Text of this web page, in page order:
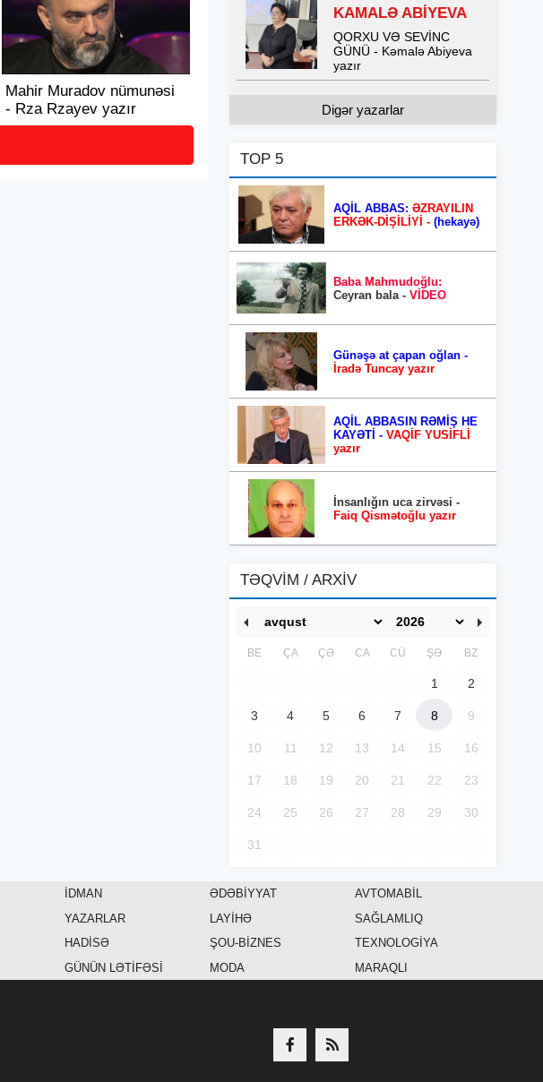
Mahir Muradov nümunəsi
- Rza Rzayev yazır
KAMALƏ ABİYEVA
QORXU VƏ SEVİNC
GÜNÜ - Kəmalə Abiyeva
yazır
Digər yazarlar
TOP 5
AQİL ABBAS: ƏZRAYILIN
ERKƏK-DİŞİLİYİ - (hekayə)
Baba Mahmudoğlu:
Ceyran bala - VİDEO
Günəşə at çapan oğlan -
İradə Tuncay yazır
AQİL ABBASIN RƏMİŞ HE
KAYƏTİ - VAQİF YUSİFLİ
yazır
İnsanlığın uca zirvəsi -
Faiq Qismətoğlu yazır
TƏQVİM / ARXİV
BE ÇA ÇƏ CA CÜ ŞƏ BZ
1 2
3 4 5 6 7 8 9
10 11 12 13 14 15 16
17 18 19 20 21 22 23
24 25 26 27 28 29 30
31
İDMAN
YAZARLAR
HADİSƏ
GÜNÜN LƏTİFƏSİ
ƏDƏBİYYAT
LAYİHƏ
ŞOU-BİZNES
MODA
AVTOMABİL
SAĞLAMLIQ
TEXNOLOGİYA
MARAQLI